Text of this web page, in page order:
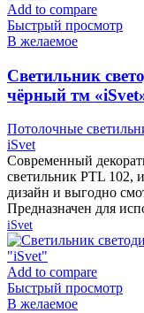
Add to compare
Быстрый просмотр
В желаемое
Cветильник
чёрный тм
Потолочные
iSvet
Современный
светильник PTL 102,
дизайн и выгодно
Предназначен для
iSvet
Add to compare
Быстрый просмотр
В желаемое